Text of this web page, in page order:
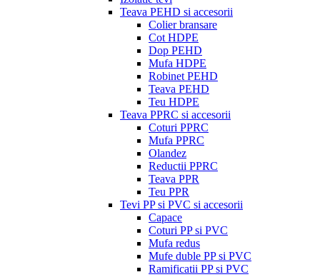
Teava PEHD si accesorii
Colier bransare
Cot HDPE
Dop PEHD
Mufa HDPE
Robinet PEHD
Teava PEHD
Teu HDPE
Teava PPRC si accesorii
Coturi PPRC
Mufa PPRC
Olandez
Reductii PPRC
Teava PPR
Teu PPR
Tevi PP si PVC si accesorii
Capace
Coturi PP si PVC
Mufa redus
Mufe duble PP si PVC
Ramificatii PP si PVC